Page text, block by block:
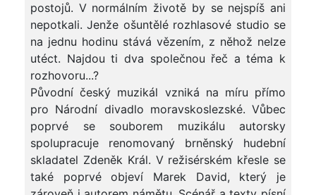
postojů. V normálním životě by se nejspíš ani
nepotkali. Jenže ošuntělé rozhlasové studio se
na jednu hodinu stává vězením, z něhož nelze
utéct. Najdou ti dva společnou řeč a téma k
rozhovoru...?
Původní český muzikál vzniká na míru přímo
pro Národní divadlo moravskoslezské. Vůbec
poprvé se souborem muzikálu autorsky
spolupracuje renomovaný brněnský hudební
skladatel Zdeněk Král. V režisérském křesle se
také poprvé objeví Marek David, který je